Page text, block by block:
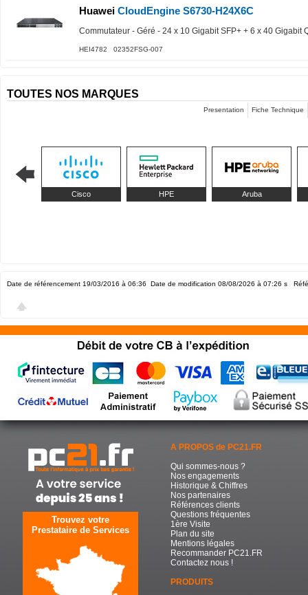
Huawei CloudEngine S6730-H24X6C
Commutateur - Géré - 24 x 10 Gigabit SFP+ + 6 x 40 Gigabit
HEI4782 02352FSG-007
TOUTES NOS MARQUES
Presentation Fiche Technique
Cisco HPE Aruba
Date de référencement 19/03/2016 à 06:36 Date de modification 08/08/2026 à 07:26 s
Trouvez votre
Prestataire de Services
A PROPOS de PC21.FR
Qui sommes-nous ?
Nos engagements
Historique & Chiffres
Nos partenaires
Références clients
Questions fréquentes
1ère Visite
Plan du site
Mentions légales
Recommander PC21.FR
Contactez nous !
PRODUITS